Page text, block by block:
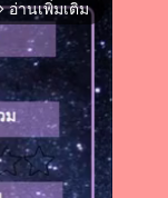
อ่านเพิ่มเติม